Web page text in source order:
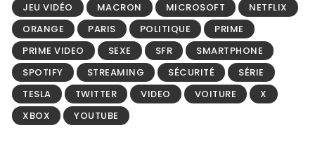
JEU VIDÉO
MACRON MICROSOFT
NETFLIX
ORANGE
PARIS POLITIQUE
PRIME
PRIME VIDEO
SEXE SFR
SMARTPHONE
SPOTIFY
STREAMING SÉCURITÉ
SÉRIE
TESLA
TWITTER VIDEO VOITURE
X
XBOX
YOUTUBE